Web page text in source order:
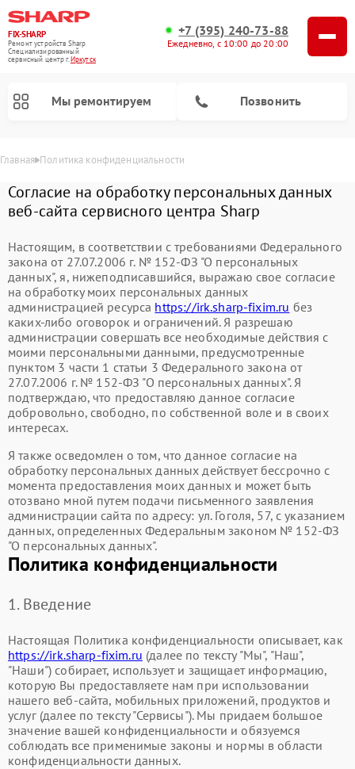
FIX-SHARP
Ремонт устройств Sharp
Специализированный
cервисный центр г.Иркутск
+7 (395) 240-73-88
Ежедневно, с 10:00 до 20:00
Мы ремонтируем Позвонить
Главная Политика конфиденциальности
Согласие на обработку персональных данных
веб-сайта сервисного центра Sharp
Настоящим, в соответствии с требованиями Федерального
закона от 27.07.2006 г. № 152-ФЗ "О персональных
данных", я, нижеподписавшийся, выражаю свое согласие
на обработку моих персональных данных
администрацией ресурса https://irk.sharp-fixim.ru без
каких-либо оговорок и ограничений. Я разрешаю
администрации совершать все необходимые действия с
моими персональными данными, предусмотренные
пунктом 3 части 1 статьи 3 Федерального закона от
27.07.2006 г. № 152-ФЗ "О персональных данных". Я
подтверждаю, что предоставляю данное согласие
добровольно, свободно, по собственной воле и в своих
интересах.
Я также осведомлен о том, что данное согласие на
обработку персональных данных действует бессрочно с
момента предоставления моих данных и может быть
отозвано мной путем подачи письменного заявления
администрации сайта по адресу: ул. ​Гоголя, 57, с указанием
данных, определенных Федеральным законом № 152-ФЗ
"О персональных данных".
Политика конфиденциальности
1. Введение
Настоящая Политика конфиденциальности описывает, как
https://irk.sharp-fixim.ru (далее по тексту "Мы", "Наш",
"Наши") собирает, использует и защищает информацию,
которую Вы предоставляете нам при использовании
нашего веб-сайта, мобильных приложений, продуктов и
услуг (далее по тексту "Сервисы"). Мы придаем большое
значение вашей конфиденциальности и обязуемся
соблюдать все применимые законы и нормы в области
конфиденциальности данных.